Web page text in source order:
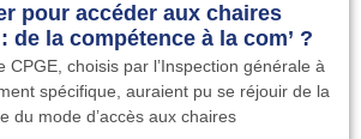
pour accéder aux chaires
de la compétence à la com’ ?
CPGE, choisis par l’Inspection générale à
spécifique, auraient pu se réjouir de la
du mode d’accès aux chaires